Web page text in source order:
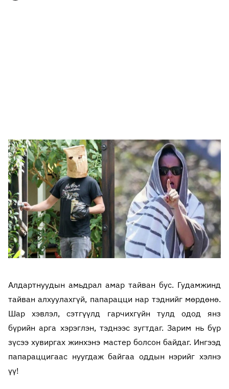
Алдартнуудын амьдрал амар тайван бус. Гудамжинд
тайван алхуулахгүй, папарацци нар тэднийг мөрдөнө.
Шар хэвлэл, сэтгүүлд гарчихгүйн тулд одод янз
бүрийн арга хэрэглэн, тэднээс зугтдаг. Зарим нь бүр
зүсээ хувиргах жинхэнэ мастер болсон байдаг. Ингээд
папараццигаас нуугдаж байгаа оддын нэрийг хэлнэ
үү!